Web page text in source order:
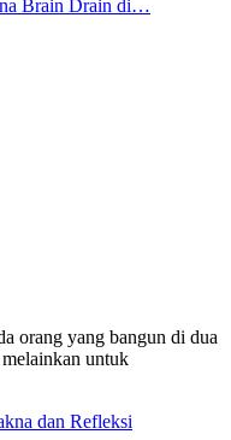
Brain Drain di…
orang yang bangun di dua
untuk